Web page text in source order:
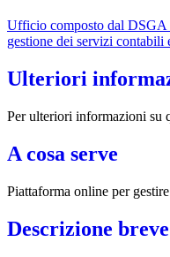
Ufficio composto dal DSGA
gestione dei servizi
Ulteriori
Per ulteriori informazioni su
A cosa serve
Piattaforma online per
Descrizione breve